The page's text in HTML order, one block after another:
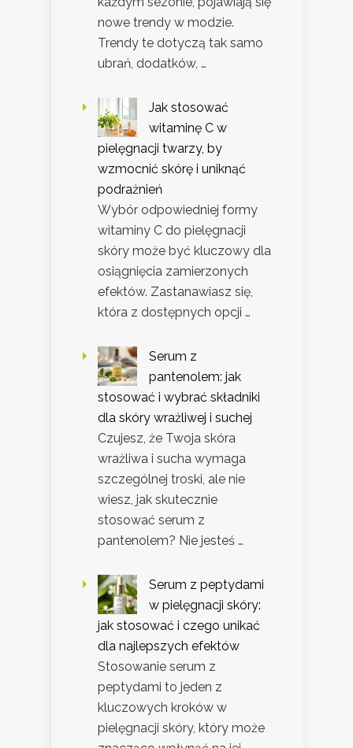
nowe trendy w modzie.
Trendy te dotyczą tak samo
ubrań, dodatków, …
Jak stosować
witaminę C w
pielęgnacji twarzy, by
wzmocnić skórę i uniknąć
podrażnień
Wybór odpowiedniej formy
witaminy C do pielęgnacji
skóry może być kluczowy dla
osiągnięcia zamierzonych
efektów. Zastanawiasz się,
która z dostępnych opcji …
Serum z
pantenolem: jak
stosować i wybrać składniki
dla skóry wrażliwej i suchej
Czujesz, że Twoja skóra
wrażliwa i sucha wymaga
szczególnej troski, ale nie
wiesz, jak skutecznie
stosować serum z
pantenolem? Nie jesteś …
Serum z peptydami
w pielęgnacji skóry:
jak stosować i czego unikać
dla najlepszych efektów
Stosowanie serum z
peptydami to jeden z
kluczowych kroków w
pielęgnacji skóry, który może